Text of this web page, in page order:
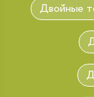
Двойные